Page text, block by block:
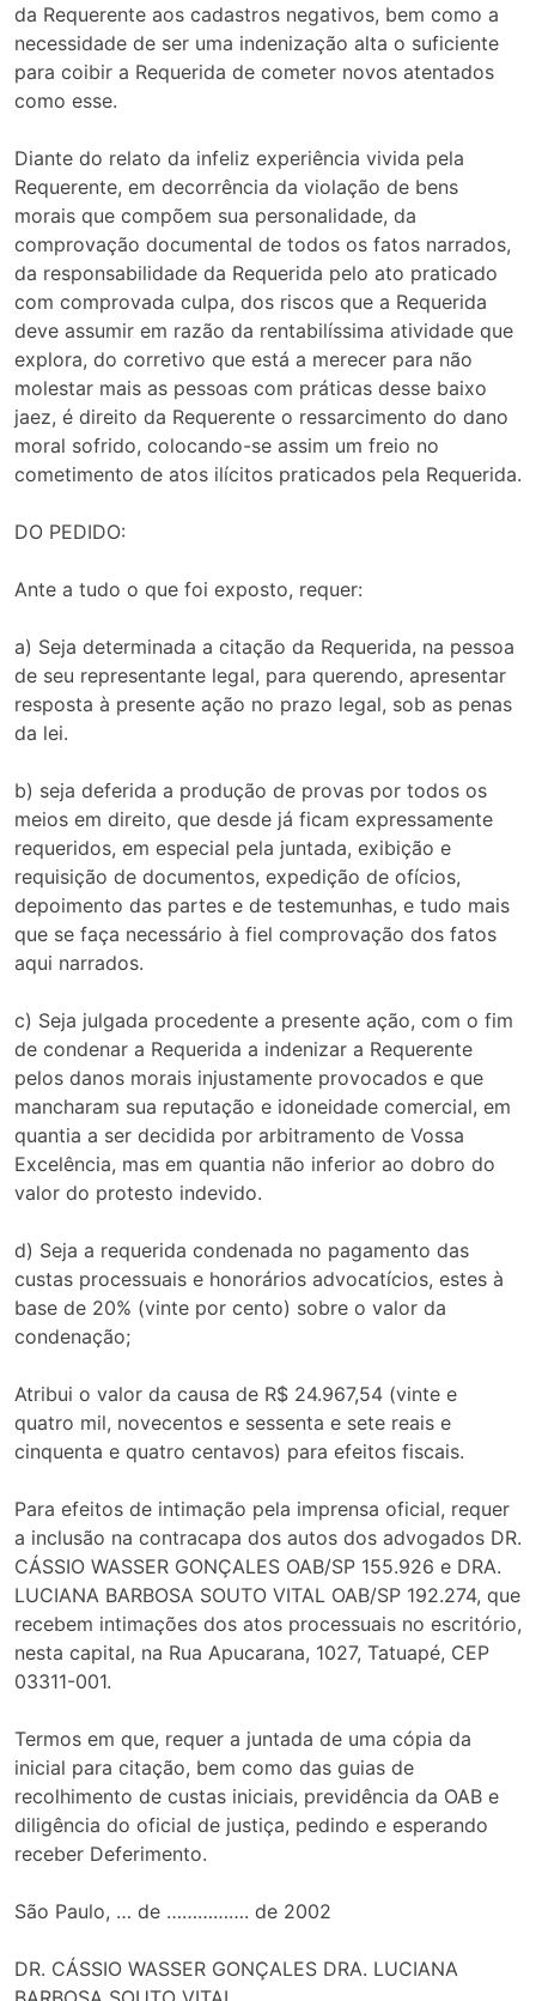
da Requerente aos cadastros negativos, bem como a
necessidade de ser uma indenização alta o suficiente
para coibir a Requerida de cometer novos atentados
como esse.
Diante do relato da infeliz experiência vivida pela
Requerente, em decorrência da violação de bens
morais que compõem sua personalidade, da
comprovação documental de todos os fatos narrados,
da responsabilidade da Requerida pelo ato praticado
com comprovada culpa, dos riscos que a Requerida
deve assumir em razão da rentabilíssima atividade que
explora, do corretivo que está a merecer para não
molestar mais as pessoas com práticas desse baixo
jaez, é direito da Requerente o ressarcimento do dano
moral sofrido, colocando-se assim um freio no
cometimento de atos ilícitos praticados pela Requerida.
DO PEDIDO:
Ante a tudo o que foi exposto, requer:
a) Seja determinada a citação da Requerida, na pessoa
de seu representante legal, para querendo, apresentar
resposta à presente ação no prazo legal, sob as penas
da lei.
b) seja deferida a produção de provas por todos os
meios em direito, que desde já ficam expressamente
requeridos, em especial pela juntada, exibição e
requisição de documentos, expedição de ofícios,
depoimento das partes e de testemunhas, e tudo mais
que se faça necessário à fiel comprovação dos fatos
aqui narrados.
c) Seja julgada procedente a presente ação, com o fim
de condenar a Requerida a indenizar a Requerente
pelos danos morais injustamente provocados e que
mancharam sua reputação e idoneidade comercial, em
quantia a ser decidida por arbitramento de Vossa
Excelência, mas em quantia não inferior ao dobro do
valor do protesto indevido.
d) Seja a requerida condenada no pagamento das
custas processuais e honorários advocatícios, estes à
base de 20% (vinte por cento) sobre o valor da
condenação;
Atribui o valor da causa de R$ 24.967,54 (vinte e
quatro mil, novecentos e sessenta e sete reais e
cinquenta e quatro centavos) para efeitos fiscais.
Para efeitos de intimação pela imprensa oficial, requer
a inclusão na contracapa dos autos dos advogados DR.
CÁSSIO WASSER GONÇALES OAB/SP 155.926 e DRA.
LUCIANA BARBOSA SOUTO VITAL OAB/SP 192.274, que
recebem intimações dos atos processuais no escritório,
nesta capital, na Rua Apucarana, 1027, Tatuapé, CEP
03311-001.
Termos em que, requer a juntada de uma cópia da
inicial para citação, bem como das guias de
recolhimento de custas iniciais, previdência da OAB e
diligência do oficial de justiça, pedindo e esperando
receber Deferimento.
São Paulo, … de ……………. de 2002
DR. CÁSSIO WASSER GONÇALES DRA. LUCIANA